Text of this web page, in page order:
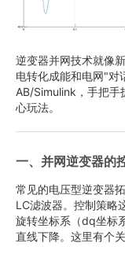
逆变器并网技术就像
电转化成能和电网"对
AB/Simulink，手把手
心玩法。
一、并网逆变器的
常见的电压型逆变器
LC滤波器。控制策略
旋转坐标系（dq坐标
直线下降。这里有个